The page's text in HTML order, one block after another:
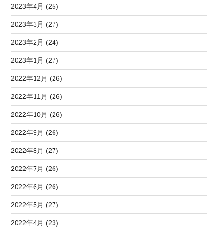
2023年4月 (25)
2023年3月 (27)
2023年2月 (24)
2023年1月 (27)
2022年12月 (26)
2022年11月 (26)
2022年10月 (26)
2022年9月 (26)
2022年8月 (27)
2022年7月 (26)
2022年6月 (26)
2022年5月 (27)
2022年4月 (23)